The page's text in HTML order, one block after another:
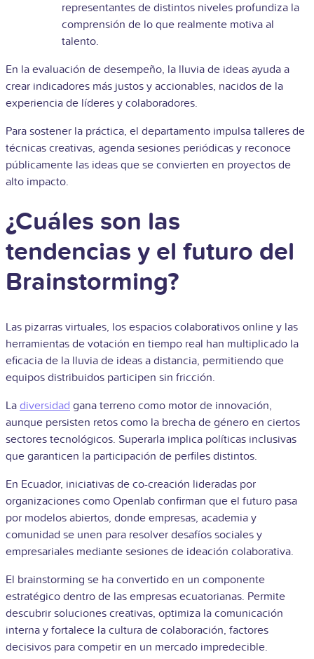
representantes de distintos niveles profundiza la
comprensión de lo que realmente motiva al
talento.
En la evaluación de desempeño, la lluvia de ideas ayuda a
crear indicadores más justos y accionables, nacidos de la
experiencia de líderes y colaboradores.
Para sostener la práctica, el departamento impulsa talleres de
técnicas creativas, agenda sesiones periódicas y reconoce
públicamente las ideas que se convierten en proyectos de
alto impacto.
¿Cuáles son las
tendencias y el futuro del
Brainstorming?
Las pizarras virtuales, los espacios colaborativos online y las
herramientas de votación en tiempo real han multiplicado la
eficacia de la lluvia de ideas a distancia, permitiendo que
equipos distribuidos participen sin fricción.
La diversidad gana terreno como motor de innovación,
aunque persisten retos como la brecha de género en ciertos
sectores tecnológicos. Superarla implica políticas inclusivas
que garanticen la participación de perfiles distintos.
En Ecuador, iniciativas de co-creación lideradas por
organizaciones como Openlab confirman que el futuro pasa
por modelos abiertos, donde empresas, academia y
comunidad se unen para resolver desafíos sociales y
empresariales mediante sesiones de ideación colaborativa.
El brainstorming se ha convertido en un componente
estratégico dentro de las empresas ecuatorianas. Permite
descubrir soluciones creativas, optimiza la comunicación
interna y fortalece la cultura de colaboración, factores
decisivos para competir en un mercado impredecible.